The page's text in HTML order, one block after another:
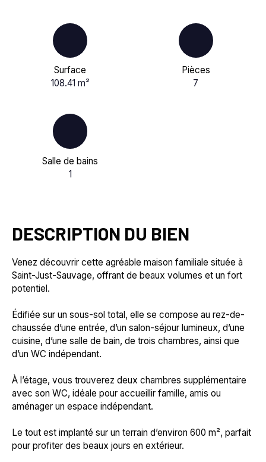
Surface
108.41 m²
Pièces
7
Salle de bains
1
DESCRIPTION DU BIEN
Venez découvrir cette agréable maison familiale située à
Saint-Just-Sauvage, offrant de beaux volumes et un fort
potentiel.
Édifiée sur un sous-sol total, elle se compose au rez-de-
chaussée d’une entrée, d’un salon-séjour lumineux, d’une
cuisine, d’une salle de bain, de trois chambres, ainsi que
d’un WC indépendant.
À l’étage, vous trouverez deux chambres supplémentaire
avec son WC, idéale pour accueillir famille, amis ou
aménager un espace indépendant.
Le tout est implanté sur un terrain d’environ 600 m², parfait
pour profiter des beaux jours en extérieur.